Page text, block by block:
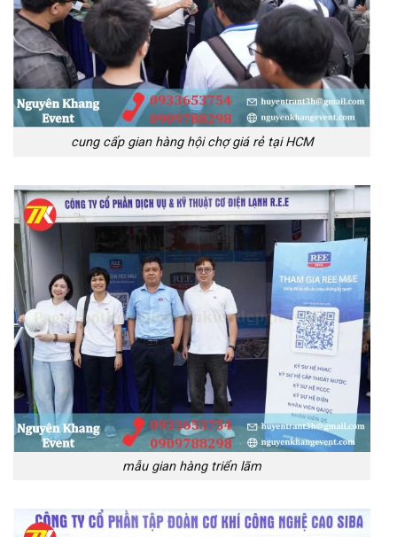
cung cấp gian hàng hội chợ giá rẻ tại HCM
mẫu gian hàng triển lãm